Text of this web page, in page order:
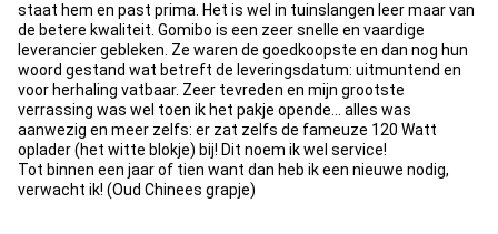
staat hem en past prima. Het is wel in tuinslangen leer maar van
de betere kwaliteit. Gomibo is een zeer snelle en vaardige
leverancier gebleken. Ze waren de goedkoopste en dan nog hun
woord gestand wat betreft de leveringsdatum: uitmuntend en
voor herhaling vatbaar. Zeer tevreden en mijn grootste
verrassing was wel toen ik het pakje opende... alles was
aanwezig en meer zelfs: er zat zelfs de fameuze 120 Watt
oplader (het witte blokje) bij! Dit noem ik wel service!
Tot binnen een jaar of tien want dan heb ik een nieuwe nodig,
verwacht ik! (Oud Chinees grapje)